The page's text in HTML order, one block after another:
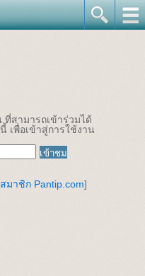
สามารถเข้าร่วมได้
เพื่อเข้าสู่การใช้งาน
มาชิก Pantip.com]